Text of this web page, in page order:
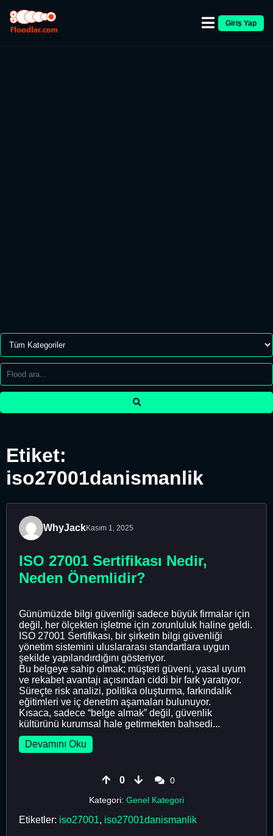
Giriş Yap
Etiket:
iso27001danismanlik
WhyJackKasım 1, 2025
ISO 27001 Sertifikası Nedir,
Neden Önemlidir?
Günümüzde bilgi güvenliği sadece büyük firmalar için
değil, her ölçekten işletme için zorunluluk haline geldi.
ISO 27001 Sertifikası, bir şirketin bilgi güvenliği
yönetim sistemini uluslararası standartlara uygun
şekilde yapılandırdığını gösteriyor.
Bu belgeye sahip olmak; müşteri güveni, yasal uyum
ve rekabet avantajı açısından ciddi bir fark yaratıyor.
Süreçte risk analizi, politika oluşturma, farkındalık
eğitimleri ve iç denetim aşamaları bulunuyor.
Kısaca, sadece “belge almak” değil, güvenlik
kültürünü kurumsal hale getirmekten bahsedi...
Devamını Oku
0
0
Kategori: Genel Kategori
Etiketler: iso27001, iso27001danismanlik